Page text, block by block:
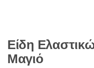
κ
ε
ε
0
Οι
Είδη
Μαγιό